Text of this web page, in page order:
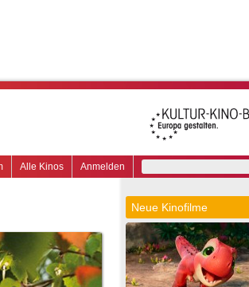
Anmelden
Alle Kinos
Neue Kinofilme